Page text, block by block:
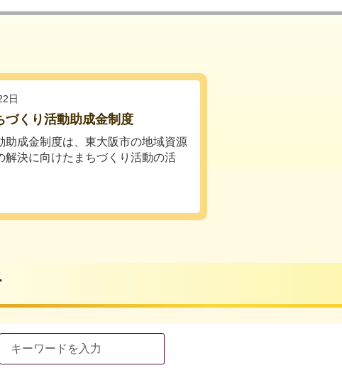
日
づくり活動助成金制度
助成金制度は、東大阪市の地域資源
解決に向けたまちづくり活動の活